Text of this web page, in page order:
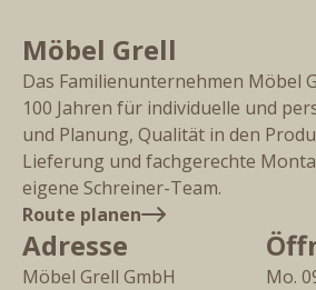
Möbel Grell
Das Familienunternehmen Möbel
100 Jahren für individuelle und
und Planung, Qualität in den
Lieferung und fachgerechte
eigene Schreiner-Team.
Route planen
Adresse
Möbel Grell GmbH
Mo.